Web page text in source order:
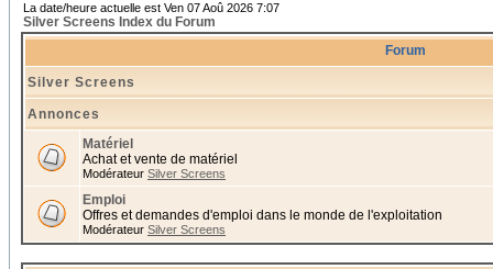
La date/heure actuelle est Ven 07 Aoû 2026 7:07
Silver Screens Index du Forum
Forum
Silver Screens
Annonces
Matériel
Achat et vente de matériel
Modérateur Silver Screens
Emploi
Offres et demandes d'emploi dans le monde de l'exploitation
Modérateur Silver Screens